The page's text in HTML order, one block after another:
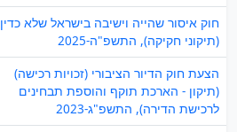
חוק איסור שהייה וישיבה בישראל שלא כדין
(תיקוני חקיקה), התשפ"ה-2025
הצעת חוק הדיור הציבורי (זכויות רכישה)
(תיקון - הארכת תוקף והוספת תבחינים
לרכישת הדירה), התשפ"ג-2023